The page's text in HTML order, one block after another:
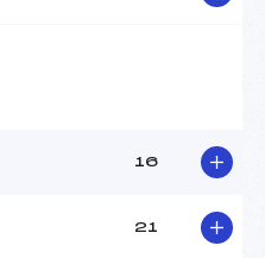
16
21